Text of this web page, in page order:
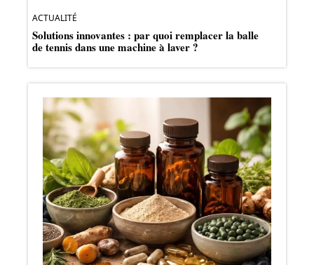
ACTUALITÉ
Solutions innovantes : par quoi remplacer la balle
de tennis dans une machine à laver ?